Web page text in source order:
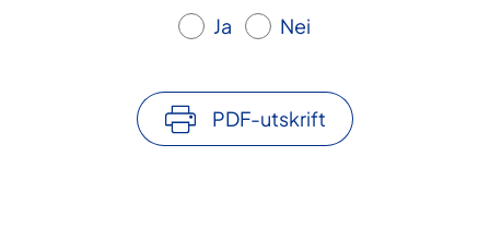
Ja Nei
PDF-utskrift